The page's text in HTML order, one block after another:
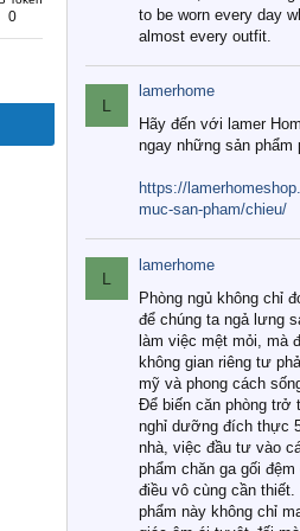
0
to be worn every day
almost every outfit.
L
lamerhome
Hãy đến với lamer
ngay những sản phẩm
https://
muc-san-pham/chieu/
L
lamerhome
Phòng ngủ không chỉ
để chúng ta ngả lưng
làm việc mệt mỏi, mà
không gian riêng tư
mỹ và phong cách
Để biến căn phòng trở
nghỉ dưỡng đích thực
nhà, việc đầu tư vào
phẩm chăn ga gối
điều vô cùng cần
phẩm này không chỉ